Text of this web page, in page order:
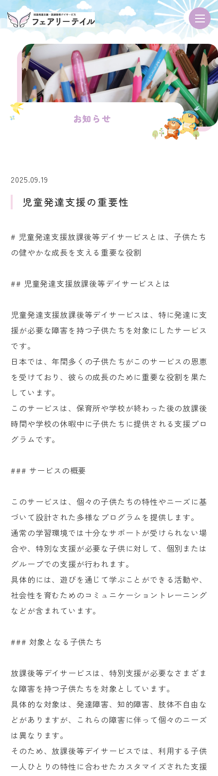
お知らせ
2025.09.19
児童発達支援の重要性
# 児童発達支援放課後等デイサービスとは、子供たち
の健やかな成長を支える重要な役割
## 児童発達支援放課後等デイサービスとは
児童発達支援放課後等デイサービスは、特に発達に支
援が必要な障害を持つ子供たちを対象にしたサービス
です。
日本では、年間多くの子供たちがこのサービスの恩恵
を受けており、彼らの成長のために重要な役割を果た
しています。
このサービスは、保育所や学校が終わった後の放課後
時間や学校の休暇中に子供たちに提供される支援プロ
グラムです。
### サービスの概要
このサービスは、個々の子供たちの特性やニーズに基
づいて設計された多様なプログラムを提供します。
通常の学習環境では十分なサポートが受けられない場
合や、特別な支援が必要な子供に対して、個別または
グループでの支援が行われます。
具体的には、遊びを通じて学ぶことができる活動や、
社会性を育むためのコミュニケーショントレーニング
などが含まれています。
### 対象となる子供たち
放課後等デイサービスは、特別支援が必要なさまざま
な障害を持つ子供たちを対象としています。
具体的な対象は、発達障害、知的障害、肢体不自由な
どがありますが、これらの障害に伴って個々のニーズ
は異なります。
そのため、放課後等デイサービスでは、利用する子供
一人ひとりの特性に合わせたカスタマイズされた支援